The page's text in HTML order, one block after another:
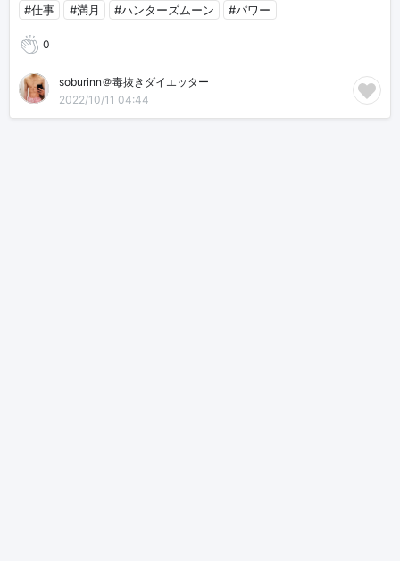
#仕事 #満月 #ハンターズムーン #パワー
0
soburinn＠毒抜きダイエッター
2022/10/11 04:44